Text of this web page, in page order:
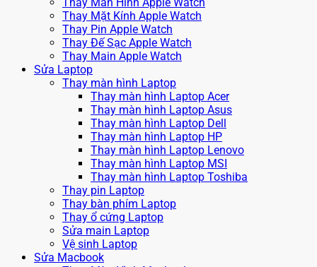
Thay Màn Hình Apple Watch
Thay Mặt Kính Apple Watch
Thay Pin Apple Watch
Thay Đế Sạc Apple Watch
Thay Main Apple Watch
Sửa Laptop
Thay màn hình Laptop
Thay màn hình Laptop Acer
Thay màn hình Laptop Asus
Thay màn hình Laptop Dell
Thay màn hình Laptop HP
Thay màn hình Laptop Lenovo
Thay màn hình Laptop MSI
Thay màn hình Laptop Toshiba
Thay pin Laptop
Thay bàn phím Laptop
Thay ổ cứng Laptop
Sửa main Laptop
Vệ sinh Laptop
Sửa Macbook